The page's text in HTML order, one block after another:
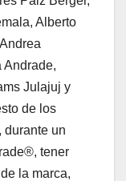
Alberto
Andrade,
Julajuj y
de los
durante un
tener
la marca,